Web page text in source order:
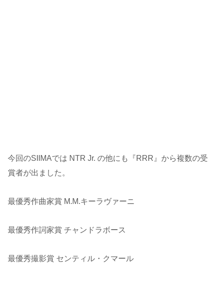
今回のSIIMAでは NTR Jr. の他にも『RRR』から複数の受
賞者が出ました。
最優秀作曲家賞 M.M.キーラヴァーニ
最優秀作詞家賞 チャンドラボース
最優秀撮影賞 センティル・クマール